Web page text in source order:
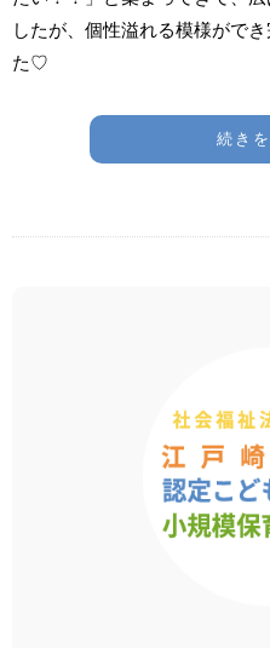
したが、個性溢れる模様がで
た
続き